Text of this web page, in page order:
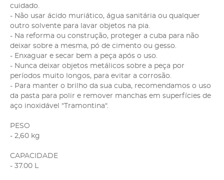
cuidado.
- Não usar ácido muriático, água sanitária ou qualquer
outro solvente para lavar objetos na pia.
- Na reforma ou construção, proteger a cuba para não
deixar sobre a mesma, pó de cimento ou gesso.
- Enxaguar e secar bem a peça após o uso.
- Nunca deixar objetos metálicos sobre a peça por
períodos muito longos, para evitar a corrosão.
- Para manter o brilho da sua cuba, recomendamos o uso
da pasta para polir e remover manchas em superfícies de
aço inoxidável "Tramontina".
PESO
- 2,60 kg
CAPACIDADE
- 37.00 L